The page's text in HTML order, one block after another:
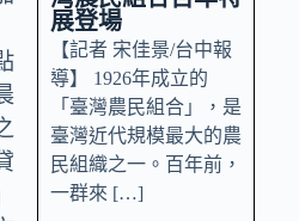
展登場
【記者 宋佳景/台中報
導】 1926年成立的
「臺灣農民組合」，是
臺灣近代規模最大的農
民組織之一。百年前，
一群來 […]